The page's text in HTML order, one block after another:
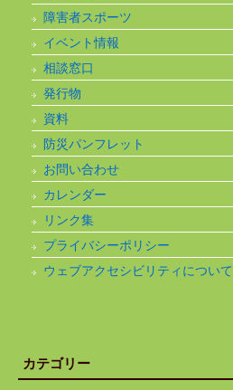
障害者スポーツ
イベント情報
相談窓口
発行物
資料
防災パンフレット
お問い合わせ
カレンダー
リンク集
プライバシーポリシー
ウェブアクセシビリティについて
カテゴリー